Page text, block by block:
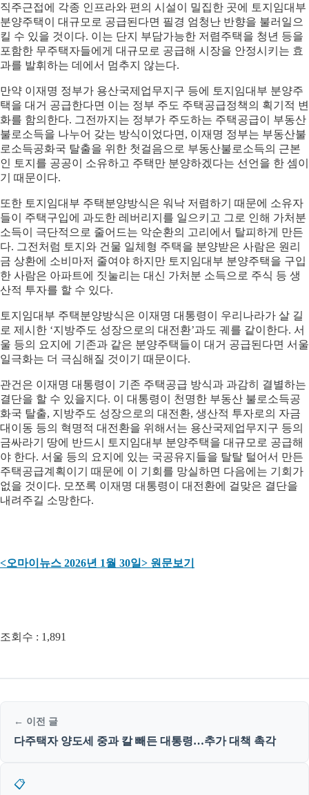
직주근접에 각종 인프라와 편의 시설이 밀집한 곳에 토지임대부
분양주택이 대규모로 공급된다면 필경 엄청난 반향을 불러일으
킬 수 있을 것이다. 이는 단지 부담가능한 저렴주택을 청년 등을
포함한 무주택자들에게 대규모로 공급해 시장을 안정시키는 효
과를 발휘하는 데에서 멈추지 않는다.
만약 이재명 정부가 용산국제업무지구 등에 토지임대부 분양주
택을 대거 공급한다면 이는 정부 주도 주택공급정책의 획기적 변
화를 함의한다. 그전까지는 정부가 주도하는 주택공급이 부동산
불로소득을 나누어 갖는 방식이었다면, 이재명 정부는 부동산불
로소득공화국 탈출을 위한 첫걸음으로 부동산불로소득의 근본
인 토지를 공공이 소유하고 주택만 분양하겠다는 선언을 한 셈이
기 때문이다.
또한 토지임대부 주택분양방식은 워낙 저렴하기 때문에 소유자
들이 주택구입에 과도한 레버리지를 일으키고 그로 인해 가처분
소득이 극단적으로 줄어드는 악순환의 고리에서 탈피하게 만든
다. 그전처럼 토지와 건물 일체형 주택을 분양받은 사람은 원리
금 상환에 소비마저 줄여야 하지만 토지임대부 분양주택을 구입
한 사람은 아파트에 짓눌리는 대신 가처분 소득으로 주식 등 생
산적 투자를 할 수 있다.
토지임대부 주택분양방식은 이재명 대통령이 우리나라가 살 길
로 제시한 ‘지방주도 성장으로의 대전환’과도 궤를 같이한다. 서
울 등의 요지에 기존과 같은 분양주택들이 대거 공급된다면 서울
일극화는 더 극심해질 것이기 때문이다.
관건은 이재명 대통령이 기존 주택공급 방식과 과감히 결별하는
결단을 할 수 있을지다. 이 대통령이 천명한 부동산 불로소득공
화국 탈출, 지방주도 성장으로의 대전환, 생산적 투자로의 자금
대이동 등의 혁명적 대전환을 위해서는 용산국제업무지구 등의
금싸라기 땅에 반드시 토지임대부 분양주택을 대규모로 공급해
야 한다. 서울 등의 요지에 있는 국공유지들을 탈탈 털어서 만든
주택공급계획이기 때문에 이 기회를 망실하면 다음에는 기회가
없을 것이다. 모쪼록 이재명 대통령이 대전환에 걸맞은 결단을
내려주길 소망한다.
<오마이뉴스 2026년 1월 30일> 원문보기
조회수 : 1,891
← 이전 글
다주택자 양도세 중과 칼 빼든 대통령…추가 대책 촉각
📋